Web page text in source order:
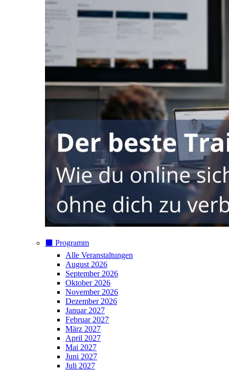
⬛️ Programm
Alle Veranstaltungen
August 2026
September 2026
Oktober 2026
November 2026
Dezember 2026
Januar 2027
Februar 2027
März 2027
April 2027
Mai 2027
Juni 2027
Juli 2027